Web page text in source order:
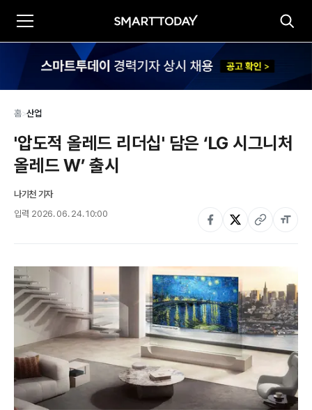
홈>산업
'압도적 올레드 리더십' 담은 ‘LG 시그니처
올레드 W’ 출시
나기천 기자
입력 2026. 06. 24. 10:00